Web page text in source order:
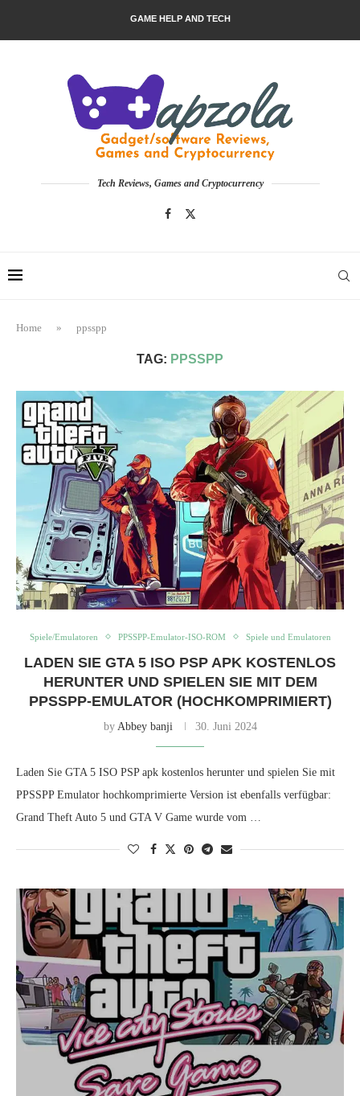
GAME HELP AND TECH
Tech Reviews, Games and Cryptocurrency
Home » ppsspp
TAG: PPSSPP
Spiele/Emulatoren PPSSPP-Emulator-ISO-ROM Spiele und Emulatoren
LADEN SIE GTA 5 ISO PSP APK KOSTENLOS
HERUNTER UND SPIELEN SIE MIT DEM
PPSSPP-EMULATOR (HOCHKOMPRIMIERT)
by Abbey banji 30. Juni 2024
Laden Sie GTA 5 ISO PSP apk kostenlos herunter und spielen Sie mit
PPSSPP Emulator hochkomprimierte Version ist ebenfalls verfügbar:
Grand Theft Auto 5 und GTA V Game wurde vom …